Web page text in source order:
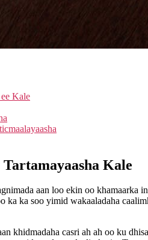
Kale
Kale
aan loo ekin oo
ka ka soo yimid wakaaladaha
khidmadaha casri ah ah oo ku